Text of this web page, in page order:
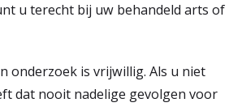
u terecht bij uw behandeld arts of
onderzoek is vrijwillig. Als u niet
dat nooit nadelige gevolgen voor